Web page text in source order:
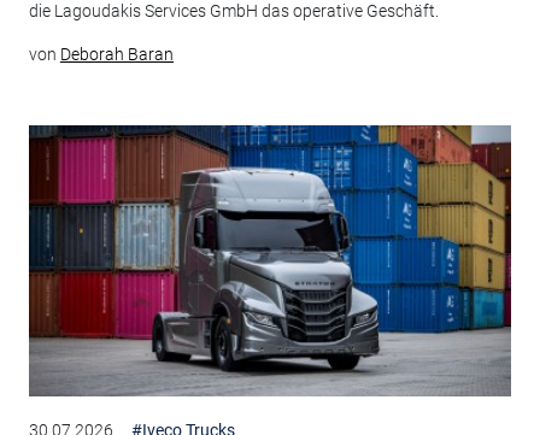
die Lagoudakis Services GmbH das operative Geschäft.
von Deborah Baran
30.07.2026 #Iveco Trucks